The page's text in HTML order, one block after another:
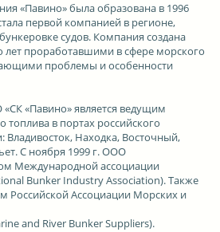
«Павино»была образована в 1996
первой компанией в регионе,
судов. Компания создана
проработавшими в сфере морского
проблемы и особенности
«СК «Павино»является ведущим
в портах российского
Владивосток, Находка, Восточный,
С ноября 1999 г. ООО
Международной ассоциации
Bunker Industry Association). Также
Российской Ассоциации Морских и
and River BunkerSuppliers).